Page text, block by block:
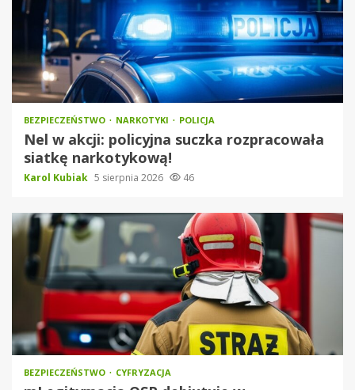
BEZPIECZEŃSTWO NARKOTYKI POLICJA
Nel w akcji: policyjna suczka rozpracowała
siatkę narkotykową!
Karol Kubiak 5 sierpnia 2026 46
BEZPIECZEŃSTWO CYFRYZACJA